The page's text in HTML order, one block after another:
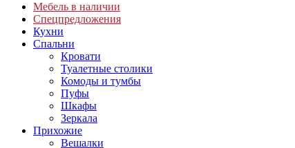
Мебель в наличии
Спецпредложения
Кухни
Спальни
Кровати
Туалетные столики
Комоды и тумбы
Пуфы
Шкафы
Зеркала
Прихожие
Вешалки